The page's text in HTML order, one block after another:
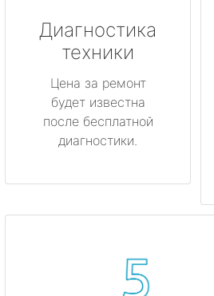
Диагностика
техники
Цена за ремонт
будет известна
после бесплатной
диагностики.